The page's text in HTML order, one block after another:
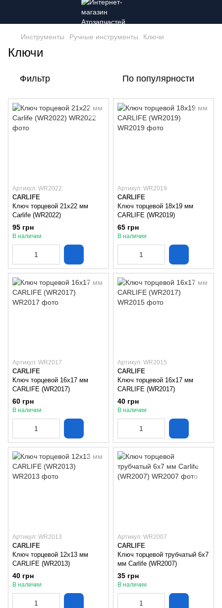
Инструменты Ручные инструменты Ключи
Ключи
Фильтр По популярности
Артикул: WR2022
CARLIFE
Ключ торцевой 21х22 мм
Carlife (WR2022)
95 грн
В наличии
Артикул: WR2019
CARLIFE
Ключ торцевой 18х19 мм
CARLIFE (WR2019)
65 грн
В наличии
Артикул: WR2017
CARLIFE
Ключ торцевой 16х17 мм
CARLIFE (WR2017)
60 грн
В наличии
Артикул: WR2015
CARLIFE
Ключ торцевой 16х17 мм
CARLIFE (WR2017)
40 грн
В наличии
Артикул: WR2013
CARLIFE
Ключ торцевой 12х13 мм
CARLIFE (WR2013)
40 грн
В наличии
Артикул: WR2007
CARLIFE
Ключ торцевой трубчатый 6х7
мм Carlife (WR2007)
35 грн
В наличии